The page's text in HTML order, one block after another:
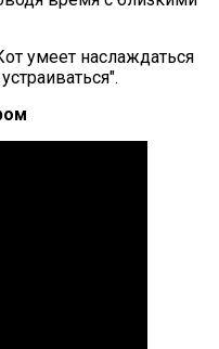
умеет наслаждаться